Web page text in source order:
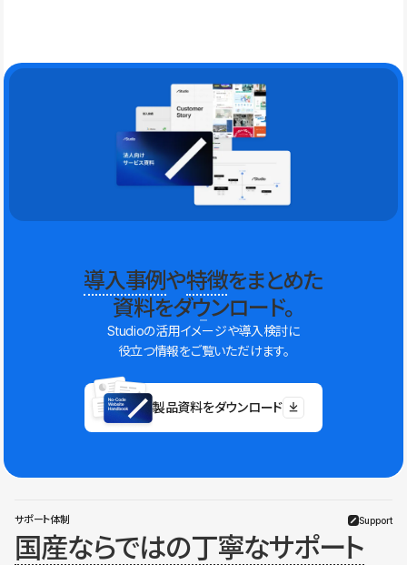
導入事例や特徴をまとめた
資料をダウンロード。
Studioの活用イメージや導入検討に
役立つ情報をご覧いただけます。
製品資料をダウンロード
サポート体制 Support
国産ならではの丁寧なサポート